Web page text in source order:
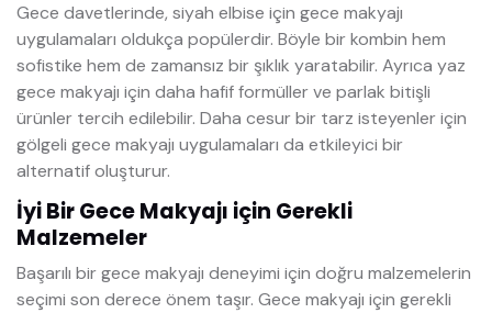
Gece davetlerinde, siyah elbise için gece makyajı
uygulamaları oldukça popülerdir. Böyle bir kombin hem
sofistike hem de zamansız bir şıklık yaratabilir. Ayrıca yaz
gece makyajı için daha hafif formüller ve parlak bitişli
ürünler tercih edilebilir. Daha cesur bir tarz isteyenler için
gölgeli gece makyajı uygulamaları da etkileyici bir
alternatif oluşturur.
İyi Bir Gece Makyajı için Gerekli
Malzemeler
Başarılı bir gece makyajı deneyimi için doğru malzemelerin
seçimi son derece önem taşır. Gece makyajı için gerekli